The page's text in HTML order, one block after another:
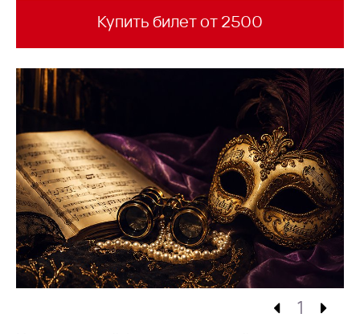
Купить билет от 2500
1